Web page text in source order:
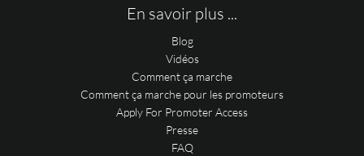
En savoir plus ...
Blog
Vidéos
Comment ça marche
Comment ça marche pour les promoteurs
Apply For Promoter Access
Presse
FAQ